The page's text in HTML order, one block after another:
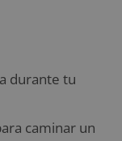
durante tu
caminar un